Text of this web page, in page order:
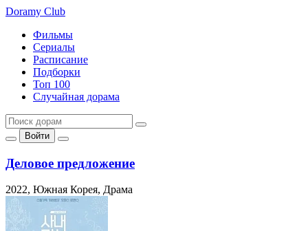
Doramy Club
Фильмы
Сериалы
Расписание
Подборки
Топ 100
Случайная дорама
Войти
Деловое предложение
2022, Южная Корея, Драма